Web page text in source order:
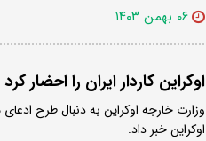
۰۶ بهمن ۱۴۰۳
اوکراین کاردار ایران را احضار کرد
وزارت خارجه اوکراین به دنبال طرح
اوکراین خبر داد.